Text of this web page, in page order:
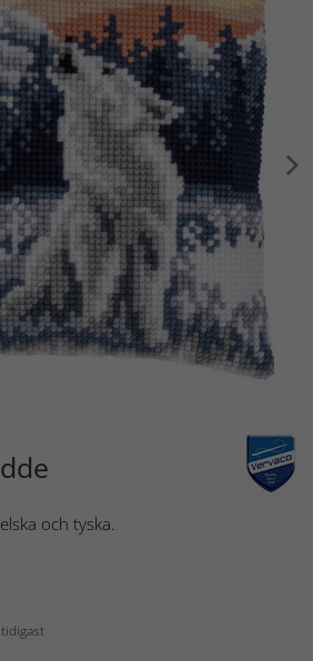
och tyska.